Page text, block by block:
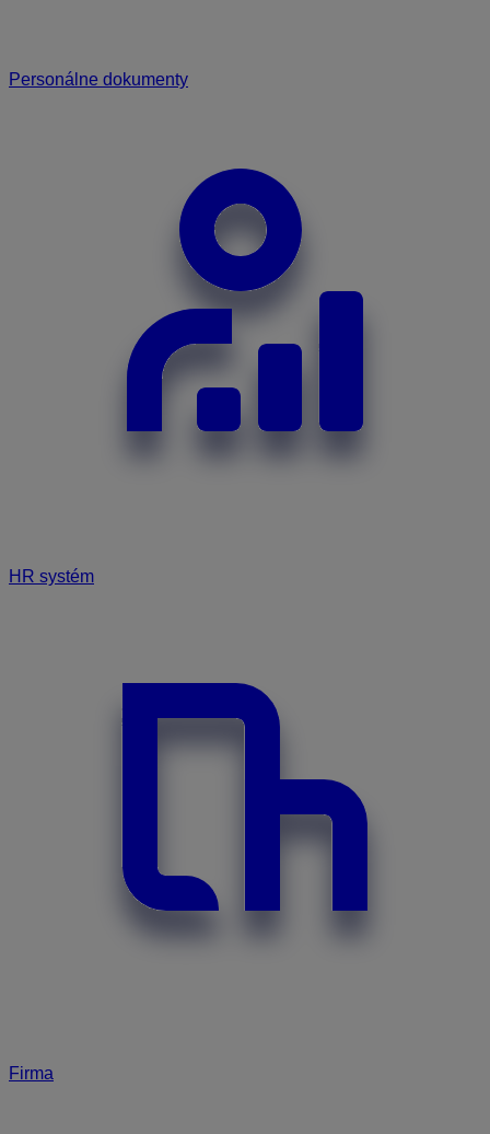
Personálne dokumenty
HR systém
Firma